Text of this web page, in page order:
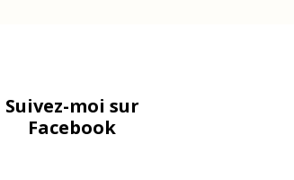
Suivez-moi sur
Facebook